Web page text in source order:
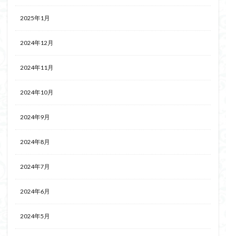
2025年1月
2024年12月
2024年11月
2024年10月
2024年9月
2024年8月
2024年7月
2024年6月
2024年5月